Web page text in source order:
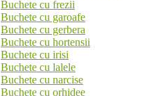
Buchete cu frezii
Buchete cu garoafe
Buchete cu gerbera
Buchete cu hortensii
Buchete cu irisi
Buchete cu lalele
Buchete cu narcise
Buchete cu orhidee